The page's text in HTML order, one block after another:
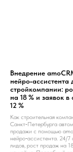
Внедрение
нейро‑ассистента
стройкомпании:
на 18 % и заявок в
12 %
Как строительная
Санкт‑Петербурга
продажи с помощью
нейро‑ассистента. 24/7
лидов, рост продаж на